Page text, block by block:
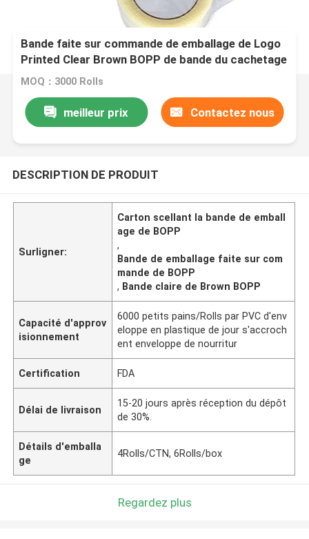
Bande faite sur commande de emballage de Logo
Printed Clear Brown BOPP de bande du cachetage
BOPP de carton
MOQ：3000 Rolls
meilleur prix Contactez nous
DESCRIPTION DE PRODUIT
Surligner:
Carton scellant la bande de emball
age de BOPP
,
Bande de emballage faite sur com
mande de BOPP
, Bande claire de Brown BOPP
Capacité d'approv
isionnement
6000 petits pains/Rolls par PVC d'env
eloppe en plastique de jour s'accroch
ent enveloppe de nourritur
Certification FDA
Délai de livraison
15-20 jours après réception du dépôt
de 30%.
Détails d'emballa
ge
4Rolls/CTN, 6Rolls/box
Regardez plus